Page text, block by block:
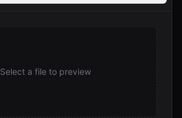
Select a file to preview